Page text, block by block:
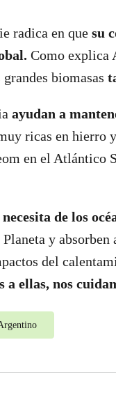
radica en que su
Como explica
grandes biomasas
ayudan a
ricas en hierro
en el Atlántico
de los
y
del
a ellas, nos